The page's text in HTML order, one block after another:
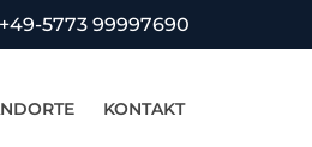
5773 99997690
KONTAKT